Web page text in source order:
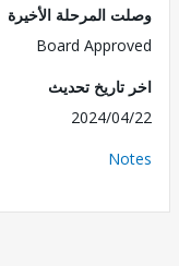
المرحلة الأخيرة
Board
تحديث
2024/